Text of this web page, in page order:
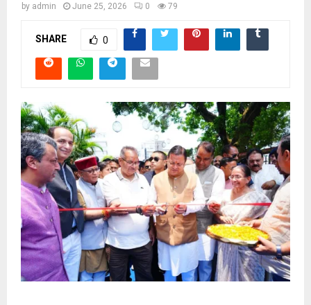
by admin June 25, 2026 0 79
SHARE 0